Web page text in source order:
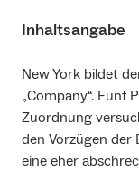
Inhaltsangabe
New York bildet
„Company“. Fünf
Zuordnung
den Vorzügen der
eine eher